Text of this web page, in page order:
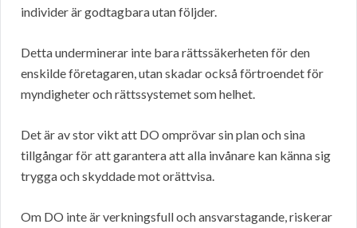
individer är godtagbara utan följder.
Detta underminerar inte bara rättssäkerheten för den
enskilde företagaren, utan skadar också förtroendet för
myndigheter och rättssystemet som helhet.
Det är av stor vikt att DO omprövar sin plan och sina
tillgångar för att garantera att alla invånare kan känna sig
trygga och skyddade mot orättvisa.
Om DO inte är verkningsfull och ansvarstagande, riskerar